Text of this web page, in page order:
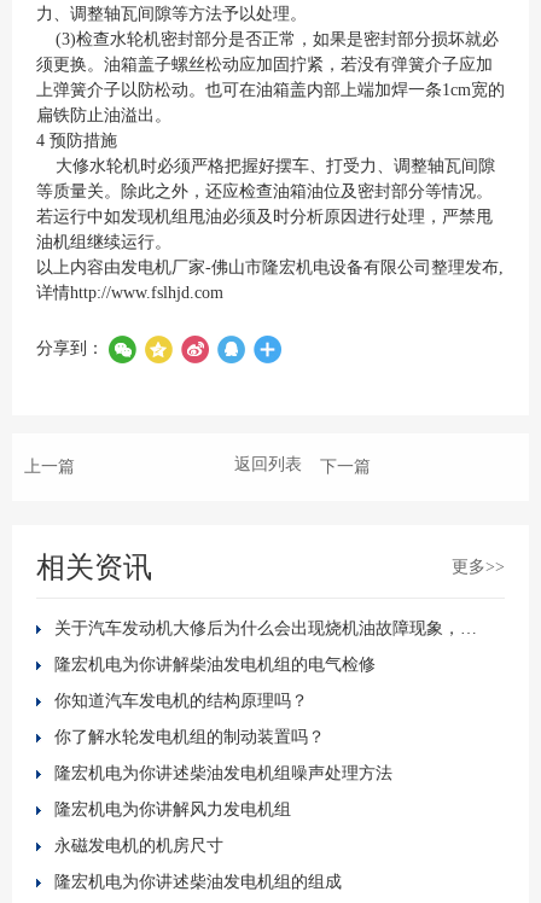
力、调整轴瓦间隙等方法予以处理。
(3)检查水轮机密封部分是否正常，如果是密封部分损坏就必
须更换。油箱盖子螺丝松动应加固拧紧，若没有弹簧介子应加
上弹簧介子以防松动。也可在油箱盖内部上端加焊一条1cm宽的
扁铁防止油溢出。
4 预防措施
大修水轮机时必须严格把握好摆车、打受力、调整轴瓦间隙
等质量关。除此之外，还应检查油箱油位及密封部分等情况。
若运行中如发现机组甩油必须及时分析原因进行处理，严禁甩
油机组继续运行。
以上内容由发电机厂家-佛山市隆宏机电设备有限公司整理发布,
详情http://www.fslhjd.com
分享到：
上一篇 下一篇
返回列表
相关资讯 更多>>
关于汽车发动机大修后为什么会出现烧机油故障现象，你知道吗？
隆宏机电为你讲解柴油发电机组的电气检修
你知道汽车发电机的结构原理吗？
你了解水轮发电机组的制动装置吗？
隆宏机电为你讲述柴油发电机组噪声处理方法
隆宏机电为你讲解风力发电机组
永磁发电机的机房尺寸
隆宏机电为你讲述柴油发电机组的组成